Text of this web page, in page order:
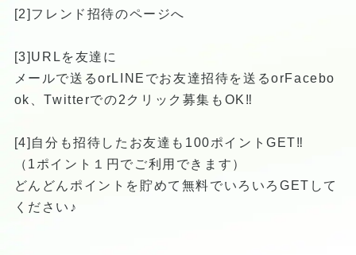
[2]フレンド招待のページへ
[3]URLを友達に
メールで送るorLINEでお友達招待を送るorFacebo
ok、Twitterでの2クリック募集もOK‼︎
[4]自分も招待したお友達も100ポイントGET‼︎
（1ポイント１円でご利用できます）
どんどんポイントを貯めて無料でいろいろGETして
ください♪